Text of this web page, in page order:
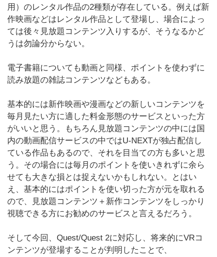
用）のレンタル作品の2種類が存在している。例えば新
作映画などはレンタル作品として登場し、場合によっ
ては後々見放題コンテンツ入りするが、そうなるかど
うは勿論分からない。
電子書籍についても動画と同様、ポイントを使わずに
読み放題の雑誌コンテンツなどもある。
基本的には新作映画や漫画などの新しいコンテンツを
毎月見たい方に適した料金形態のサービスといった方
がいいと思う。もちろん見放題コンテンツの中には国
内の動画配信サービスの中ではU-NEXTが独占配信し
ている作品もあるので、それを目当ての方も多いと思
う。その場合には毎月のポイントを使いきれずに余ら
せても大きな損とは捉えないかもしれない。とはい
え、基本的にはポイントを使い切った方が元を取れる
ので、見放題コンテンツ＋新作コンテンツをしっかり
視聴できる方にお勧めのサービスと言えるだろう。
そして今回、Quest/Quest 2に対応し、将来的にVRコ
ンテンツが登場することが判明したことで、